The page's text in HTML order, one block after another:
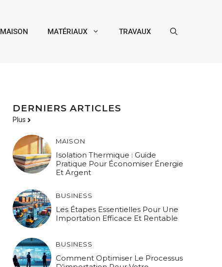
MAISON MATÉRIAUX TRAVAUX
DERNIERS ARTICLES
Plus
MAISON
Isolation Thermique : Guide
Pratique Pour Économiser Énergie
Et Argent
BUSINESS
Les Étapes Essentielles Pour Une
Importation Efficace Et Rentable
BUSINESS
Comment Optimiser Le Processus